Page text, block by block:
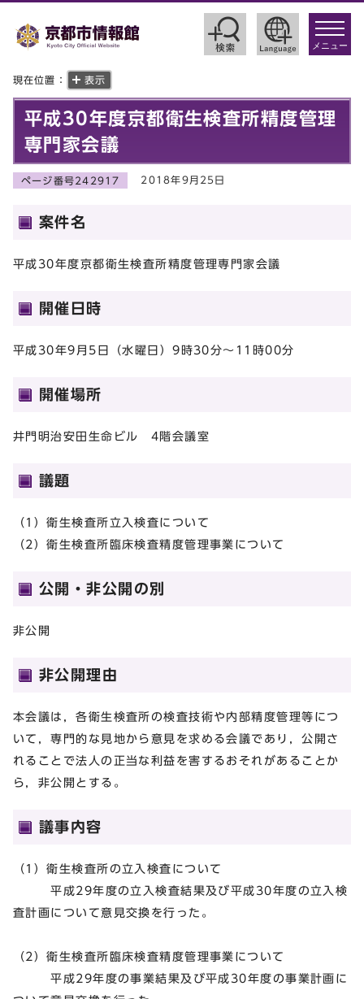
toggle
メニュー
現在位置： 表示
平成30年度京都衛生検査所精度管理
専門家会議
ページ番号242917 2018年9月25日
案件名
平成30年度京都衛生検査所精度管理専門家会議
開催日時
平成30年9月5日（水曜日）9時30分～11時00分
開催場所
井門明治安田生命ビル 4階会議室
議題
（1）衛生検査所立入検査について
（2）衛生検査所臨床検査精度管理事業について
公開・非公開の別
非公開
非公開理由
本会議は，各衛生検査所の検査技術や内部精度管理等につ
いて，専門的な見地から意見を求める会議であり，公開さ
れることで法人の正当な利益を害するおそれがあることか
ら，非公開とする。
議事内容
（1）衛生検査所の立入検査について
平成29年度の立入検査結果及び平成30年度の立入検
査計画について意見交換を行った。
（2）衛生検査所臨床検査精度管理事業について
平成29年度の事業結果及び平成30年度の事業計画に